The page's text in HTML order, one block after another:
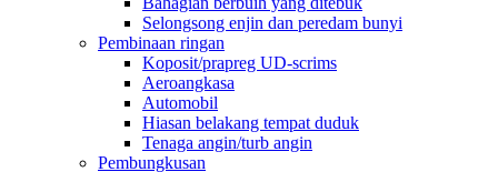
Selongsong enjin dan peredam bunyi
Pembinaan ringan
Koposit/prapreg UD-scrims
Aeroangkasa
Automobil
Hiasan belakang tempat duduk
Tenaga angin/turb angin
Pembungkusan